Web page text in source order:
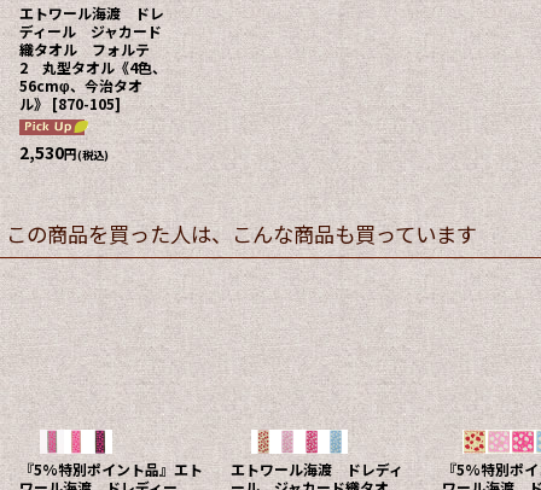
エトワール海渡 ドレ
ディール ジャカード
織タオル フォルテ
2 丸型タオル《4色、
56cmφ、今治タオ
ル》 [870-105]
2,530円(税込)
この商品を買った人は、こんな商品も買っています
『5%特別ポイント品』エト
『5%特別ポイント品』エト
『5%特別ポ